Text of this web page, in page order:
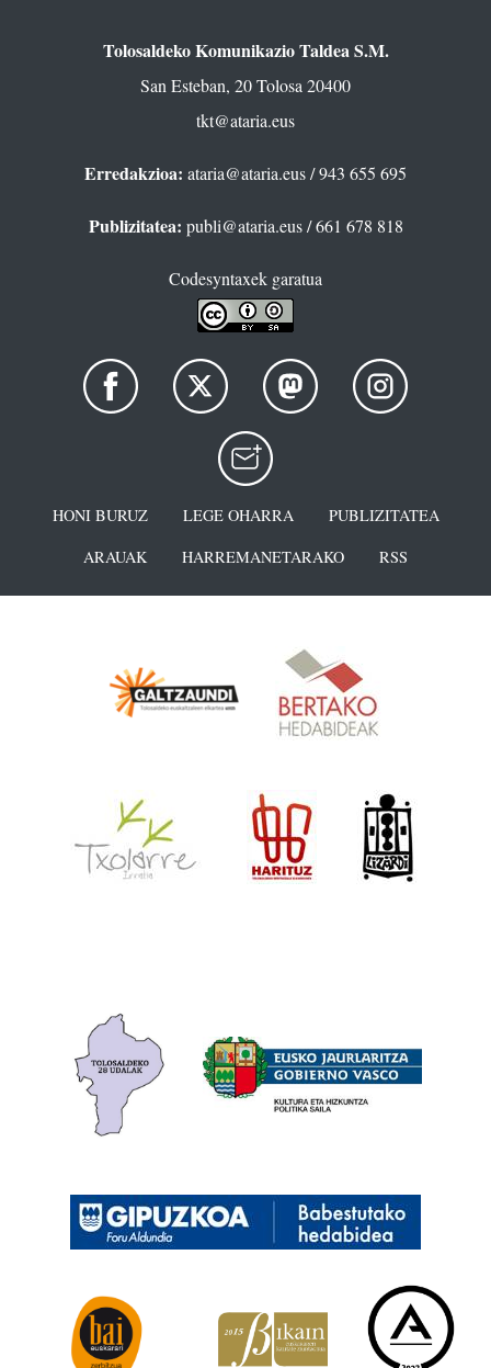
Tolosaldeko Komunikazio Taldea S.M.
San Esteban, 20 Tolosa 20400
tkt@ataria.eus
Erredakzioa: ataria@ataria.eus/ 943 655 695
Publizitatea: publi@ataria.eus/ 661 678 818
Codesyntaxek garatua
HONI BURUZ LEGE OHARRA
PUBLIZITATEA
ARAUAK
HARREMANETARAKO RSS